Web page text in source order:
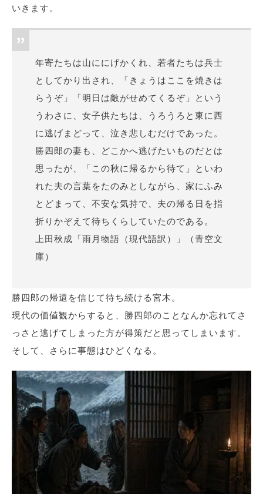
いきます。
年寄たちは山ににげかくれ、若者たちは兵士
としてかり出され、「きょうはここを焼きは
らうぞ」「明日は敵がせめてくるぞ」という
うわさに、女子供たちは、うろうろと東に西
に逃げまどって、泣き悲しむだけであった。
勝四郎の妻も、どこかへ逃げたいものだとは
思ったが、「この秋に帰るから待て」といわ
れた夫の言葉をたのみとしながら、家にふみ
とどまって、不安な気持で、夫の帰る日を指
折りかぞえて待ちくらしていたのである。
上田秋成「雨月物語（現代語訳）」（青空文
庫）
勝四郎の帰還を信じて待ち続ける宮木。
現代の価値観からすると、勝四郎のことなんか忘れてさ
っさと逃げてしまった方が得策だと思ってしまいます。
そして、さらに事態はひどくなる。